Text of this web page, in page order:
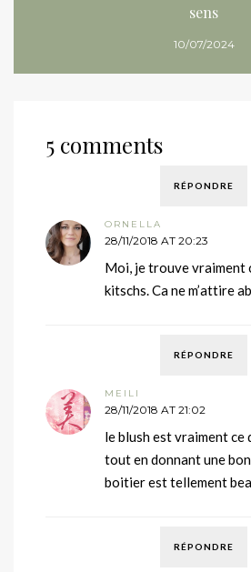
sens
10/07/2024
5 comments
RÉPONDRE
ORNELLA
28/11/2018 AT 20:23
Moi, je trouve vraiment
kitschs. Ca ne m’attire
RÉPONDRE
MEILI
28/11/2018 AT 21:02
le blush est vraiment ce
tout en donnant une
boitier est tellement
RÉPONDRE